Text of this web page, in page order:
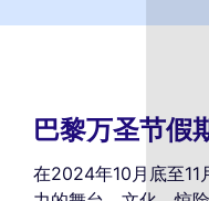
巴黎万圣节假
在2024年10月底至11